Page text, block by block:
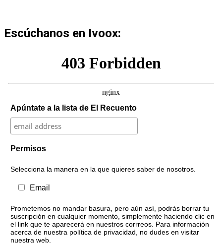
Escúchanos en Ivoox:
Apúntate a la lista de El Recuento
Permisos
Selecciona la manera en la que quieres saber de nosotros.
Email
Prometemos no mandar basura, pero aún así, podrás borrar tu
suscripción en cualquier momento, simplemente haciendo clic en
el link que te aparecerá en nuestros corrreos. Para información
acerca de nuestra política de privacidad, no dudes en visitar
nuestra web.